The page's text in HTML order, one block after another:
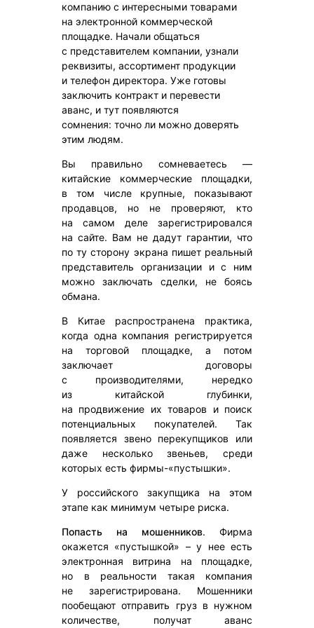
компанию с интересными товарами
на электронной коммерческой
площадке. Начали общаться
с представителем компании, узнали
реквизиты, ассортимент продукции
и телефон директора. Уже готовы
заключить контракт и перевести
аванс, и тут появляются
сомнения: точно ли можно доверять
этим людям.
Вы правильно сомневаетесь —
китайские коммерческие площадки,
в том числе крупные, показывают
продавцов, но не проверяют, кто
на самом деле зарегистрировался
на сайте. Вам не дадут гарантии, что
по ту сторону экрана пишет реальный
представитель организации и с ним
можно заключать сделки, не боясь
обмана.
В Китае распространена практика,
когда одна компания регистрируется
на торговой площадке, а потом
заключает договоры
с производителями, нередко
из китайской глубинки,
на продвижение их товаров и поиск
потенциальных покупателей. Так
появляется звено перекупщиков или
даже несколько звеньев, среди
которых есть фирмы-«пустышки».
У российского закупщика на этом
этапе как минимум четыре риска.
Попасть на мошенников. Фирма
окажется «пустышкой» – у нее есть
электронная витрина на площадке,
но в реальности такая компания
не зарегистрирована. Мошенники
пообещают отправить груз в нужном
количестве, получат аванс